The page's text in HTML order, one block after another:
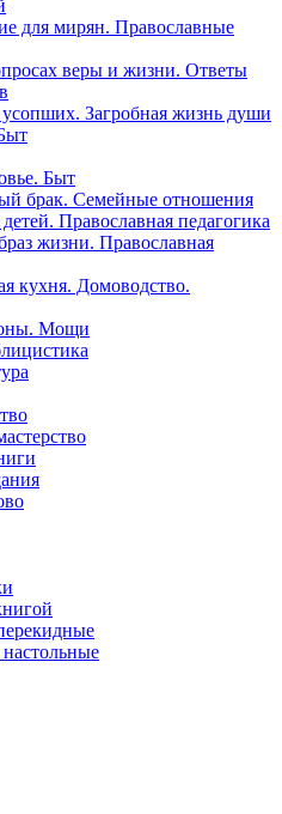
для мирян. Православные
веры и жизни. Ответы
Загробная жизнь души
Быт
брак. Семейные отношения
Православная педагогика
жизни. Православная
кухня. Домоводство.
Мощи